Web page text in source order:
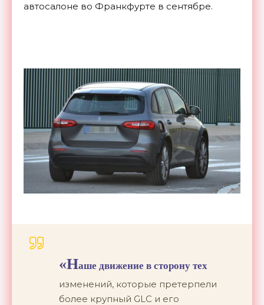
автосалоне во Франкфурте в сентябре.
«Наше движение в сторону тех
изменений, которые претерпели
более крупный GLC и его